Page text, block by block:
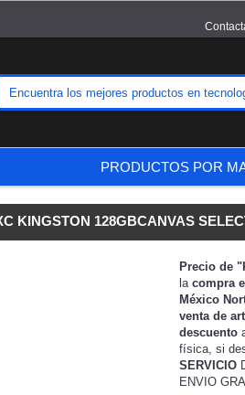
PRODUCTOS POR
KINGSTON 128GBCANVAS
Precio de
la compra
México
venta de
descuento
física, si
SERVICIO
ENVIO